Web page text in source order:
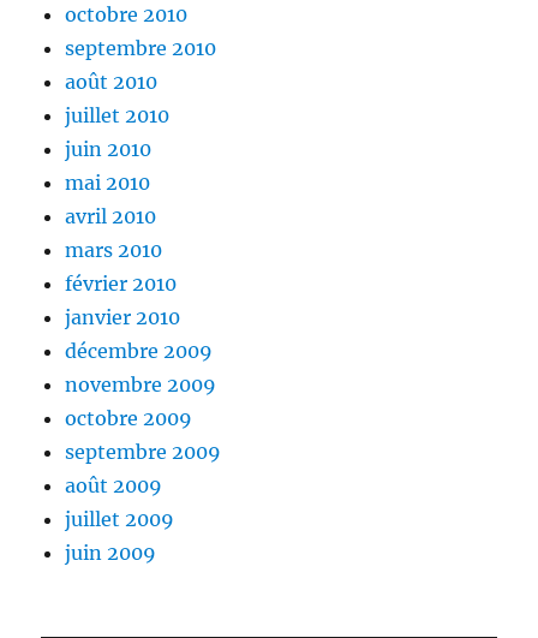
octobre 2010
septembre 2010
août 2010
juillet 2010
juin 2010
mai 2010
avril 2010
mars 2010
février 2010
janvier 2010
décembre 2009
novembre 2009
octobre 2009
septembre 2009
août 2009
juillet 2009
juin 2009